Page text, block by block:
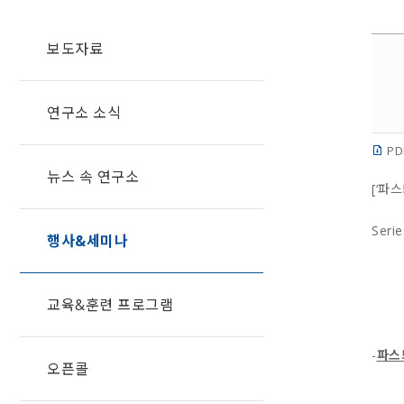
보도자료
연구소 소식
뉴스 속 연구소
행사&세미나
교육&훈련 프로그램
오픈콜
[‘파
-파